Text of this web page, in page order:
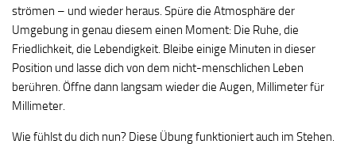
strömen – und wieder heraus. Spüre die Atmosphäre der
Umgebung in genau diesem einen Moment: Die Ruhe, die
Friedlichkeit, die Lebendigkeit. Bleibe einige Minuten in dieser
Position und lasse dich von dem nicht-menschlichen Leben
berühren. Öffne dann langsam wieder die Augen, Millimeter für
Millimeter.
Wie fühlst du dich nun? Diese Übung funktioniert auch im Stehen.